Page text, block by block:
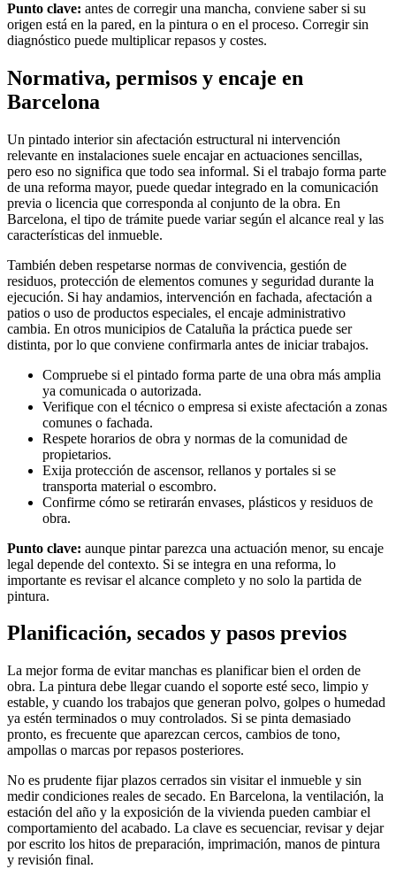
Punto clave: antes de corregir una mancha, conviene saber si su
origen está en la pared, en la pintura o en el proceso. Corregir sin
diagnóstico puede multiplicar repasos y costes.
Normativa, permisos y encaje en
Barcelona
Un pintado interior sin afectación estructural ni intervención
relevante en instalaciones suele encajar en actuaciones sencillas,
pero eso no significa que todo sea informal. Si el trabajo forma parte
de una reforma mayor, puede quedar integrado en la comunicación
previa o licencia que corresponda al conjunto de la obra. En
Barcelona, el tipo de trámite puede variar según el alcance real y las
características del inmueble.
También deben respetarse normas de convivencia, gestión de
residuos, protección de elementos comunes y seguridad durante la
ejecución. Si hay andamios, intervención en fachada, afectación a
patios o uso de productos especiales, el encaje administrativo
cambia. En otros municipios de Cataluña la práctica puede ser
distinta, por lo que conviene confirmarla antes de iniciar trabajos.
Compruebe si el pintado forma parte de una obra más amplia
ya comunicada o autorizada.
Verifique con el técnico o empresa si existe afectación a zonas
comunes o fachada.
Respete horarios de obra y normas de la comunidad de
propietarios.
Exija protección de ascensor, rellanos y portales si se
transporta material o escombro.
Confirme cómo se retirarán envases, plásticos y residuos de
obra.
Punto clave: aunque pintar parezca una actuación menor, su encaje
legal depende del contexto. Si se integra en una reforma, lo
importante es revisar el alcance completo y no solo la partida de
pintura.
Planificación, secados y pasos previos
La mejor forma de evitar manchas es planificar bien el orden de
obra. La pintura debe llegar cuando el soporte esté seco, limpio y
estable, y cuando los trabajos que generan polvo, golpes o humedad
ya estén terminados o muy controlados. Si se pinta demasiado
pronto, es frecuente que aparezcan cercos, cambios de tono,
ampollas o marcas por repasos posteriores.
No es prudente fijar plazos cerrados sin visitar el inmueble y sin
medir condiciones reales de secado. En Barcelona, la ventilación, la
estación del año y la exposición de la vivienda pueden cambiar el
comportamiento del acabado. La clave es secuenciar, revisar y dejar
por escrito los hitos de preparación, imprimación, manos de pintura
y revisión final.